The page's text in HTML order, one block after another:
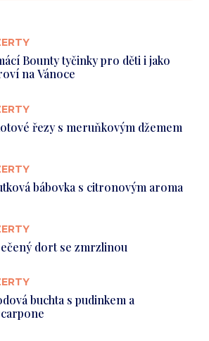
Bounty tyčinky pro děti i jako
na Vánoce
řezy s meruňkovým džemem
bábovka s citronovým aroma
dort se zmrzlinou
buchta s pudinkem a